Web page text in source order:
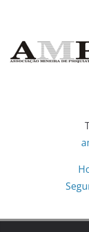
conteúdo